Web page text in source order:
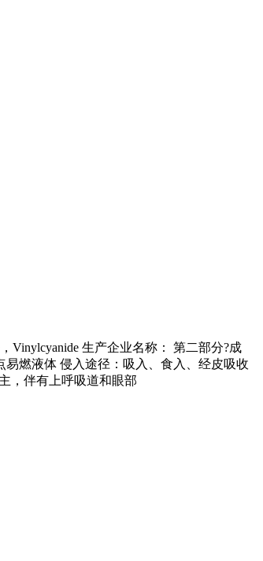
Vinylcyanide 生产企业名称： 第二部分?成
体 侵入途径：吸入、食入、经皮吸收
，伴有上呼吸道和眼部